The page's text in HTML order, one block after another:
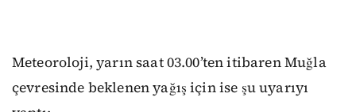
Meteoroloji, yarın saat 03.00’ten itibaren Muğla
çevresinde beklenen yağış için ise şu uyarıyı